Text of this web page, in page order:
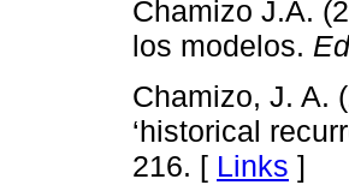
Chamizo J.A.
los modelos.
Chamizo, J. A.
‘historical
216. [ Links ]